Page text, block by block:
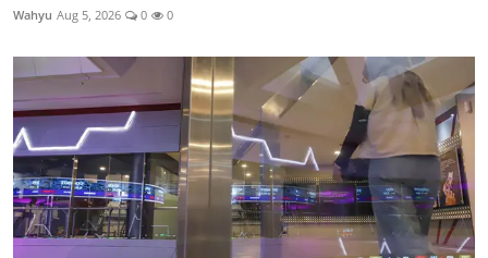
Wahyu Aug 5, 2026 0 0